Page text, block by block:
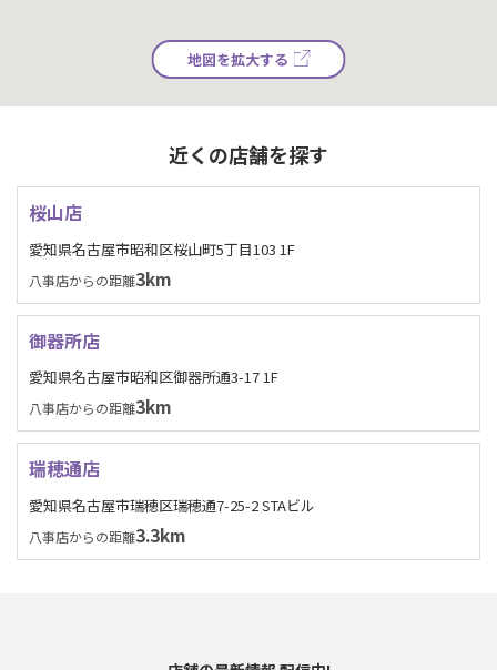
地図を拡大する
近くの店舗を探す
桜山店
愛知県名古屋市昭和区桜山町5丁目103 1F
八事店からの距離3km
御器所店
愛知県名古屋市昭和区御器所通3-17 1F
八事店からの距離3km
瑞穂通店
愛知県名古屋市瑞穂区瑞穂通7-25-2 STAビル
八事店からの距離3.3km